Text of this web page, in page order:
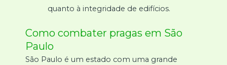
quanto à integridade de edifícios.
Como combater pragas em São
Paulo
São Paulo é um estado com uma grande